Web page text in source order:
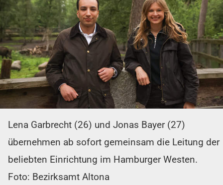
Lena Garbrecht (26) und Jonas Bayer (27)
übernehmen ab sofort gemeinsam die Leitung der
beliebten Einrichtung im Hamburger Westen.
Foto: Bezirksamt Altona